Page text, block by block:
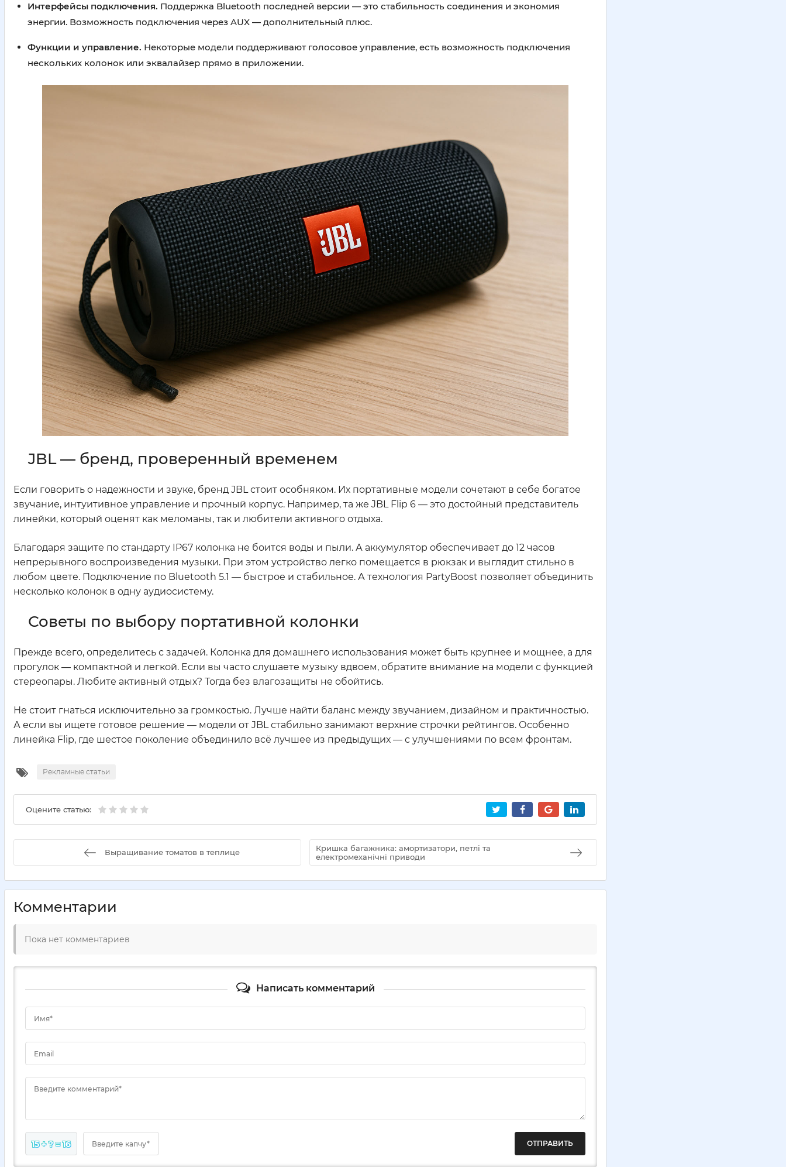
Интерфейсы подключения. Поддержка Bluetooth последней версии — это стабильность соединения и экономия
энергии. Возможность подключения через AUX — дополнительный плюс.
Функции и управление. Некоторые модели поддерживают голосовое управление, есть возможность подключения
нескольких колонок или эквалайзер прямо в приложении.
JBL — бренд, проверенный временем
Если говорить о надежности и звуке, бренд JBL стоит особняком. Их портативные модели сочетают в себе богатое
звучание, интуитивное управление и прочный корпус. Например, та же JBL Flip 6 — это достойный представитель
линейки, который оценят как меломаны, так и любители активного отдыха.
Благодаря защите по стандарту IP67 колонка не боится воды и пыли. А аккумулятор обеспечивает до 12 часов
непрерывного воспроизведения музыки. При этом устройство легко помещается в рюкзак и выглядит стильно в
любом цвете. Подключение по Bluetooth 5.1 — быстрое и стабильное. А технология PartyBoost позволяет объединить
несколько колонок в одну аудиосистему.
Советы по выбору портативной колонки
Прежде всего, определитесь с задачей. Колонка для домашнего использования может быть крупнее и мощнее, а для
прогулок — компактной и легкой. Если вы часто слушаете музыку вдвоем, обратите внимание на модели с функцией
стереопары. Любите активный отдых? Тогда без влагозащиты не обойтись.
Не стоит гнаться исключительно за громкостью. Лучше найти баланс между звучанием, дизайном и практичностью.
А если вы ищете готовое решение — модели от JBL стабильно занимают верхние строчки рейтингов. Особенно
линейка Flip, где шестое поколение объединило всё лучшее из предыдущих — с улучшениями по всем фронтам.
Рекламные статьи
Оцените статью:
Выращивание томатов в теплице
Кришка багажника: амортизатори, петлі та
електромеханічні приводи
Комментарии
Пока нет комментариев
Написать комментарий
Имя*
Email
Введите комментарий*
15 + ? = 16 Введите капчу* ОТПРАВИТЬ